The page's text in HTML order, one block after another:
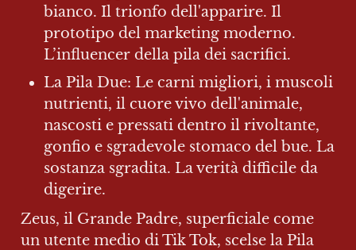
bianco. Il trionfo dell'apparire. Il
prototipo del marketing moderno.
L’influencer della pila dei sacrifici.
La Pila Due: Le carni migliori, i muscoli
nutrienti, il cuore vivo dell'animale,
nascosti e pressati dentro il rivoltante,
gonfio e sgradevole stomaco del bue. La
sostanza sgradita. La verità difficile da
digerire.
Zeus, il Grande Padre, superficiale come
un utente medio di Tik Tok, scelse la Pila